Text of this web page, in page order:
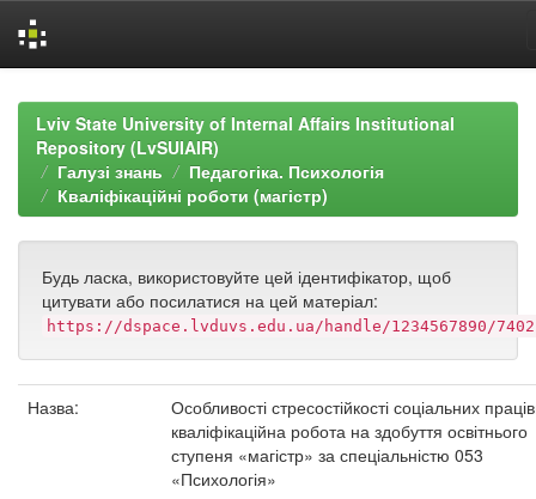
navigationLviv State University of Internal Affairs Institutional
Repository (LvSUIAIR)
Галузі знань
Педагогіка. Психологія
Кваліфікаційні роботи (магістр)
Будь ласка, використовуйте цей ідентифікатор, щоб
цитувати або посилатися на цей матеріал:
https://dspace.lvduvs.edu.ua/handle/1234567890/7402
Назва:
Особливості стресостійкості соціальних
кваліфікаційна робота на здобуття освітнього
ступеня «магістр» за спеціальністю 053
«Психологія»